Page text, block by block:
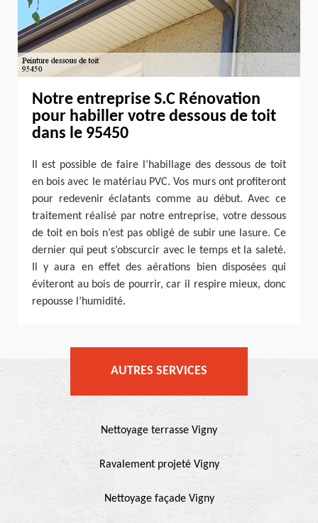
Notre entreprise S.C Rénovation
pour habiller votre dessous de toit
dans le 95450
Il est possible de faire l’habillage des dessous de toit
en bois avec le matériau PVC. Vos murs ont profiteront
pour redevenir éclatants comme au début. Avec ce
traitement réalisé par notre entreprise, votre dessous
de toit en bois n’est pas obligé de subir une lasure. Ce
dernier qui peut s’obscurcir avec le temps et la saleté.
Il y aura en effet des aérations bien disposées qui
éviteront au bois de pourrir, car il respire mieux, donc
repousse l’humidité.
AUTRES SERVICES
Nettoyage terrasse Vigny
Ravalement projeté Vigny
Nettoyage façade Vigny